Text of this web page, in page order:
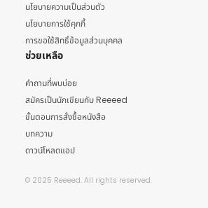
นโยบายความเป็นส่วนตัว
นโยบายการใช้คุกกี้
การขอใช้สิทธิ์ข้อมูลส่วนบุคคล
ช่วยเหลือ
คำถามที่พบบ่อย
สมัครเป็นนักเขียนกับ Reeeed
ขั้นตอนการสั่งซื้อหนังสือ
บทความ
ดาวน์โหลดแอป
© 2025 Reeeed. All rights reserved.